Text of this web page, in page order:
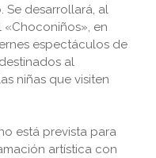
Se desarrollará, al
«Choconiños», en
espectáculos de
al
niñas que visiten
está prevista para
artística con